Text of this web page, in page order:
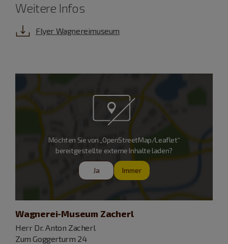
Weitere Infos
Flyer Wagnereimuseum
Möchten Sie von „OpenStreetMap/Leaflet“
bereitgestellte externe Inhalte laden?
Ja Immer
Wagnerei-Museum Zacherl
Herr Dr. Anton Zacherl
Zum Goggerturm 24